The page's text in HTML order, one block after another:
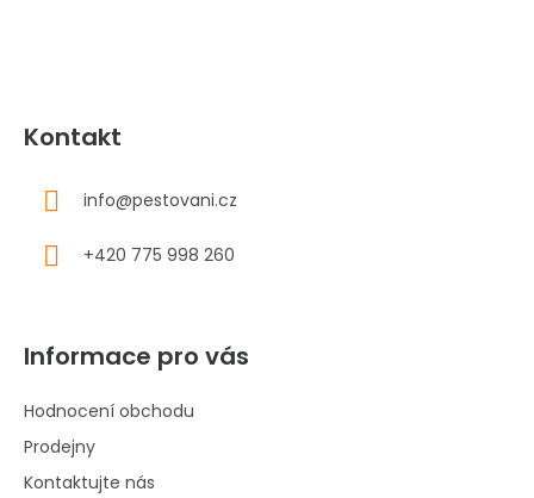
Kontakt
info@pestovani.cz
+420 775 998 260
Informace pro vás
Hodnocení obchodu
Prodejny
Kontaktujte nás